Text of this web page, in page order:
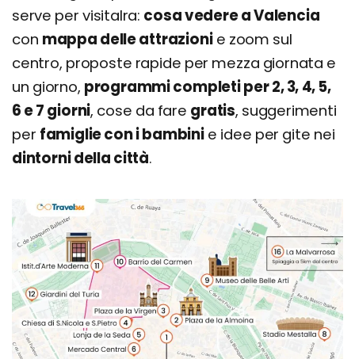
serve per visitalra: cosa vedere a Valencia
con mappa delle attrazionie zoom sul
centro, proposte rapide per mezza giornata e
un giorno, programmi completi per 2, 3, 4, 5,
6 e 7 giorni, cose da fare gratis, suggerimenti
per famiglie con i bambinie idee per gite nei
dintorni della città.